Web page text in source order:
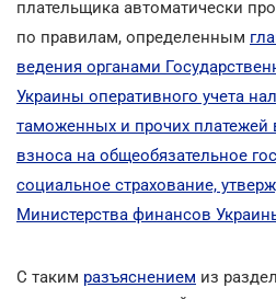
плательщика автоматически
по правилам, определенным
ведения органами
Украины оперативного учета
таможенных и прочих
взноса на общеобязательное
социальное страхование,
Министерства финансов
С таким разъяснением из